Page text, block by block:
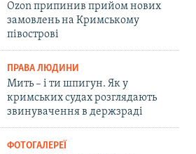
Ozon припинив прийом нових
замовлень на Кримському
півострові
ПРАВА ЛЮДИНИ
Мить – і ти шпигун. Як у
кримських судах розглядають
звинувачення в держзраді
ФОТОГАЛЕРЕЇ